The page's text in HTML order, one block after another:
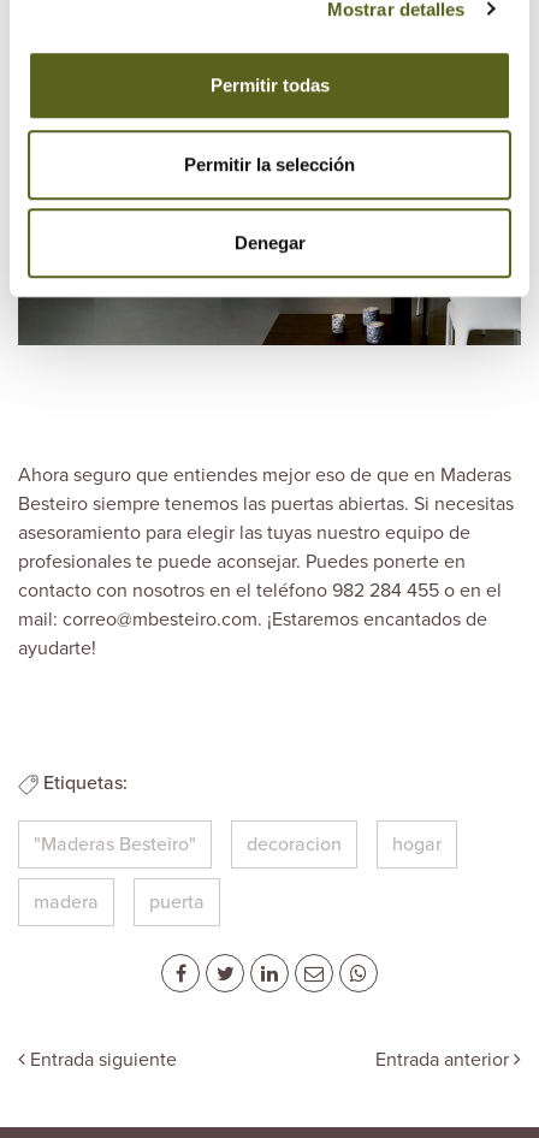
Mostrar detalles
Permitir todas
Permitir la selección
Denegar
Ahora seguro que entiendes mejor eso de que en Maderas
Besteiro siempre tenemos las puertas abiertas. Si necesitas
asesoramiento para elegir las tuyas nuestro equipo de
profesionales te puede aconsejar. Puedes ponerte en
contacto con nosotros en el teléfono 982 284 455 o en el
mail: correo@mbesteiro.com. ¡Estaremos encantados de
ayudarte!
Etiquetas:
"Maderas Besteiro" decoracion hogar
madera puerta
Entrada siguiente Entrada anterior